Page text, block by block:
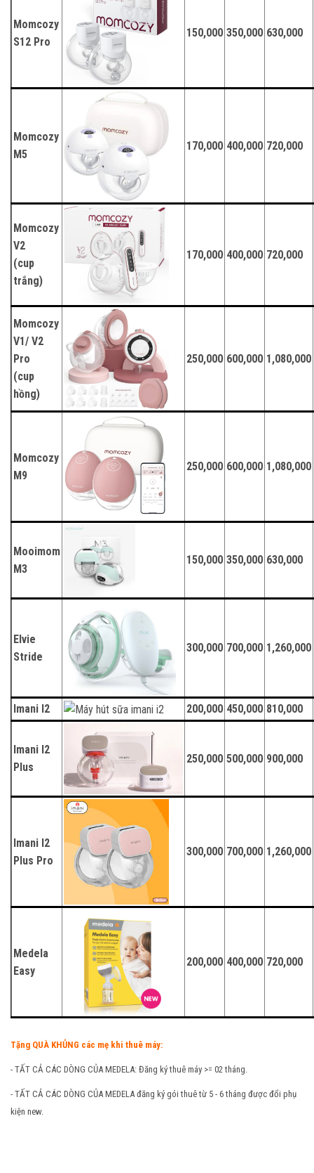
Momcozy
S12 Pro
150,000 350,000 630,000
Momcozy
M5
170,000 400,000 720,000
Momcozy
V2
(cup
trắng)
170,000 400,000 720,000
Momcozy
V1/ V2
Pro
(cup
hồng)
250,000 600,000 1,080,000
Momcozy
M9
250,000 600,000 1,080,000
Mooimom
M3
150,000 350,000 630,000
Elvie
Stride
300,000 700,000 1,260,000
Imani I2 200,000 450,000 810,000
Imani I2
Plus
250,000 500,000 900,000
Imani I2
Plus Pro
300,000 700,000 1,260,000
Medela
Easy
200,000 400,000 720,000
Tặng QUÀ KHỦNG các mẹ khi thuê máy:
- TẤT CẢ CÁC DÒNG CỦA MEDELA: Đăng ký thuê máy >= 02 tháng.
- TẤT CẢ CÁC DÒNG CỦA MEDELA đăng ký gói thuê từ 5 - 6 tháng được đổi phụ
kiện new.